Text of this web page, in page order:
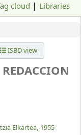
cloud Libraries
ISBD view
REDACCION
Elkartea, 1955